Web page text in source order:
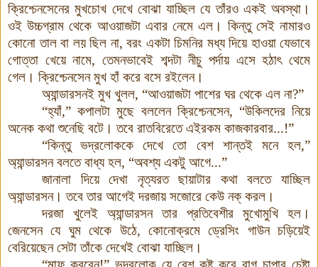
ক্রিশ্চেনসেনের মুখচোখ দেখে বোঝা যাচ্ছিল যে তাঁরও একই অবস্থা।
ওই উচ্চগ্রাম থেকে আওয়াজটা এবার নেমে এল। কিন্তু সেই নামারও
কোনো তাল বা লয় ছিল না, বরং একটা চিমনির মধ্য দিয়ে হাওয়া যেভাবে
গোত্তা খেয়ে নামে, তেমনভাবেই শব্দটা নীচু পর্দায় এসে হঠাৎ থেমে
গেল। ক্রিশ্চেনসেন মুখ হাঁ করে বসে রইলেন।
অ্যান্ডারসনই মুখ খুলল, “আওয়াজটা পাশের ঘর থেকে এল না?”
“হ্যাঁ,” কপালটা মুছে বললেন ক্রিশ্চেনসেন, “উকিলদের নিয়ে
অনেক কথা শুনেছি বটে। তবে রাতবিরেতে এইরকম কাজকারবার...!”
“কিন্তু ভদ্রলোককে দেখে তো বেশ শান্তই মনে হল,”
অ্যান্ডারসন বলতে বাধ্য হল, “অবশ্য একটু আগে...”
জানালা দিয়ে দেখা নৃত্যরত ছায়াটার কথা বলতে যাচ্ছিল
অ্যান্ডারসন।তবে তার আগেই দরজায় সজোরে কেউ নক্‌ করল।
দরজা খুলেই অ্যান্ডারসন তার প্রতিবেশীর মুখোমুখি হল।
জেনসেন যে ঘুম থেকে উঠে, কোনোক্রমে ড্রেসিং গাউন চড়িয়েই
বেরিয়েছেন সেটা তাঁকে দেখেই বোঝা যাচ্ছিল।